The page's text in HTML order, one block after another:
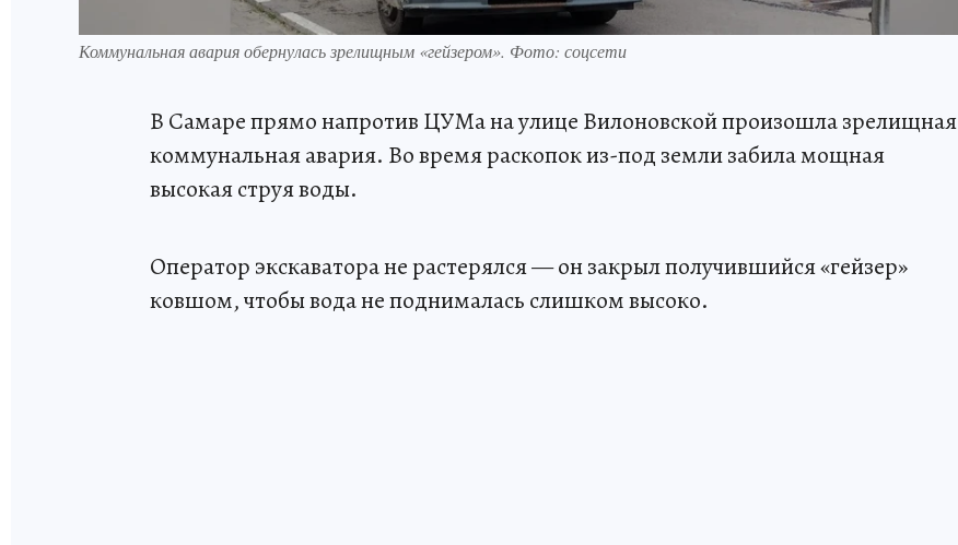
Коммунальная авария обернулась зрелищным «гейзером». Фото: соцсети
В Самаре прямо напротив ЦУМа на улице Вилоновской произошла зрелищная
коммунальная авария. Во время раскопок из-под земли забила мощная
высокая струя воды.
Оператор экскаватора не растерялся — он закрыл получившийся «гейзер»
ковшом, чтобы вода не поднималась слишком высоко.